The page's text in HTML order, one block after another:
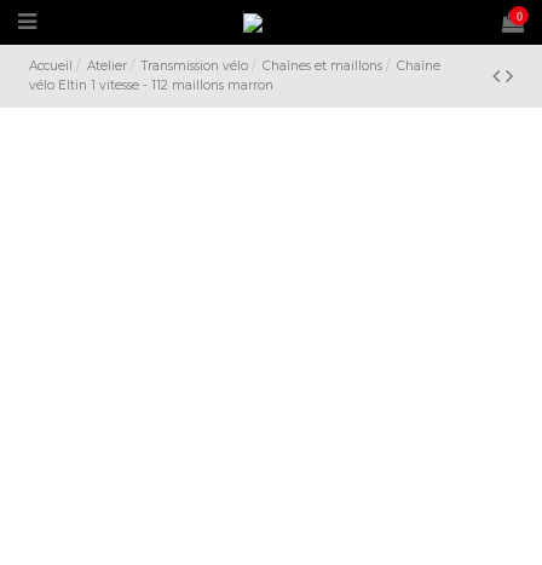
0
Accueil Atelier Transmission vélo Chaînes et maillons
Chaîne
vélo Eltin 1 vitesse - 112 maillons marron